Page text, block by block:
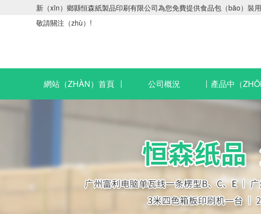
新（xīn）鄉縣恒森紙製品印刷有限公司為您免費提供食品包（bāo）
敬請關注（zhù）!
網站（ZHÀN）首頁 公司概況 產品中（